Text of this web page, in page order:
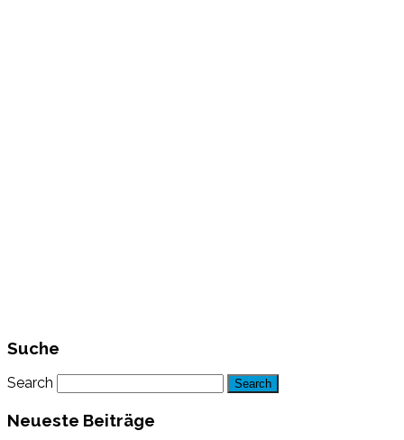
Suche
Search
Neueste Beiträge